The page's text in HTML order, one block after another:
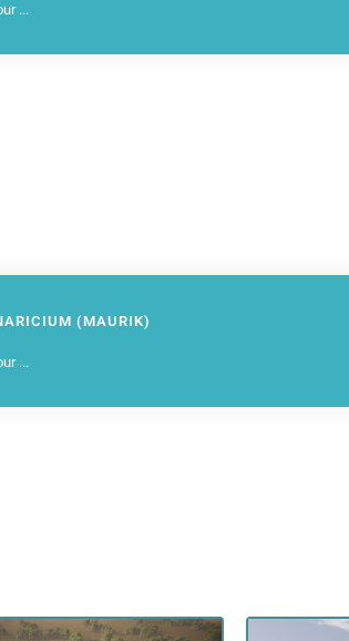
...
(MAURIK)
...